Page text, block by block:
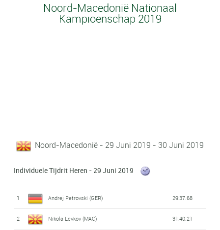
Noord-Macedonië Nationaal
Kampioenschap 2019
Noord-Macedonië - 29 Juni 2019 - 30 Juni 2019
Individuele Tijdrit Heren - 29 Juni 2019
1 Andrej Petrovski (GER) 29:37.68
2 Nikola Levkov (MAC) 31:40.21